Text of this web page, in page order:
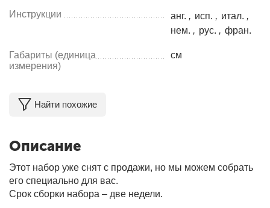
Инструкции анг. , исп. , итал. ,
нем. , рус. , фран.
Габариты (единица
измерения)
см
Найти похожие
Описание
Этот набор уже снят с продажи, но мы можем собрать
его специально для вас.
Срок сборки набора – две недели.